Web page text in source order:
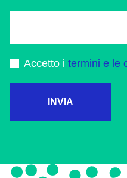
Accetto i termini e le
INVIA